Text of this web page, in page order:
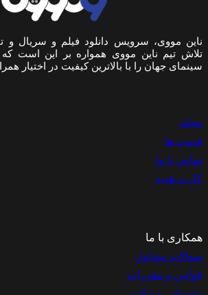
ناین مووی، سرویس دانلود فیلم و سریال و
تلاش تیم ناین مووی همواره بر این است که
سینمای جهان را با بالاترین کیفیت در اختیار
مجله
قیمت ها
تماس با ما
کارت هدیه
همکاری با ما
سوالات متداول
قوانین و مقررات